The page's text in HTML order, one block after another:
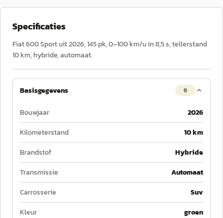
Specificaties
Fiat 600 Sport uit 2026, 145 pk, 0–100 km/u in 8,5 s, tellerstand
10 km, hybride, automaat.
Basisgegevens 6
Bouwjaar
2026
Kilometerstand
10 km
Brandstof
Hybride
Transmissie
Automaat
Carrosserie
Suv
Kleur
groen